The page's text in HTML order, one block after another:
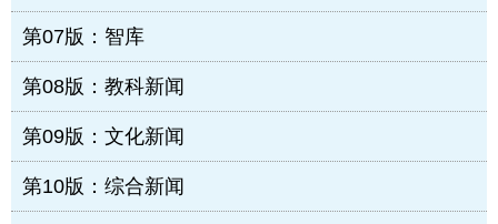
第07版：智库
第08版：教科新闻
第09版：文化新闻
第10版：综合新闻